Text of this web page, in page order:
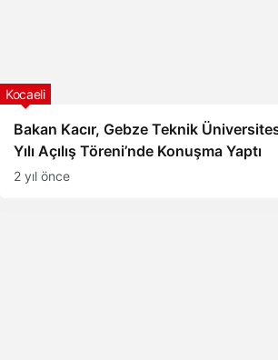
Bakan Kacır, Gebze Teknik
Yılı Açılış Töreni’nde Konuşma Yaptı
Kocaeli
2 yıl önce